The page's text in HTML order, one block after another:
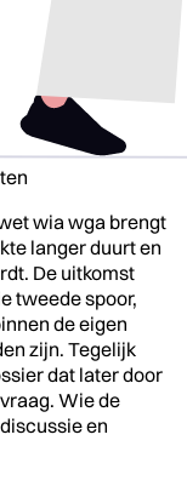
wia wga brengt
langer duurt en
De uitkomst
tweede spoor,
de eigen
zijn. Tegelijk
dat later door
Wie de
en